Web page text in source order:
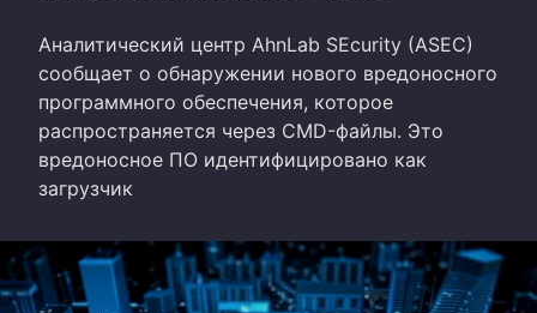
Аналитический центр AhnLab SEcurity (ASEC)
сообщает о обнаружении нового вредоносного
программного обеспечения, которое
распространяется через CMD-файлы. Это
вредоносное ПО идентифицировано как
загрузчик